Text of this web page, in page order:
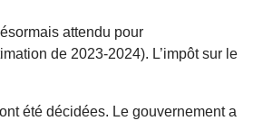
attendu pour
de 2023-2024). L’impôt sur le
été décidées. Le gouvernement a